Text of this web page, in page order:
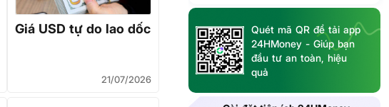
Giá USD tự do lao dốc
21/07/2026
Quét mã QR để tải app
24HMoney - Giúp bạn
đầu tư an toàn, hiệu
quả